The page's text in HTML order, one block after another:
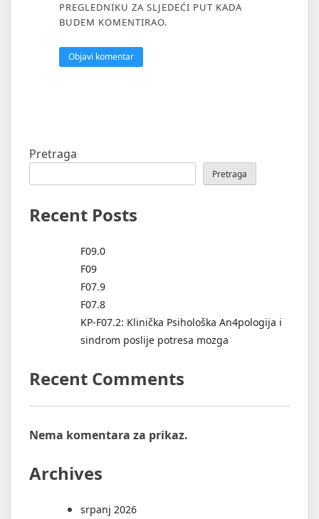
PREGLEDNIKU ZA SLJEDEĆI PUT KADA
BUDEM KOMENTIRAO.
Pretraga
Pretraga
Recent Posts
F09.0
F09
F07.9
F07.8
KP-F07.2: Klinička Psihološka An4pologija i
sindrom poslije potresa mozga
Recent Comments
Nema komentara za prikaz.
Archives
srpanj 2026